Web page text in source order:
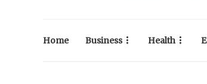
Home Business Health